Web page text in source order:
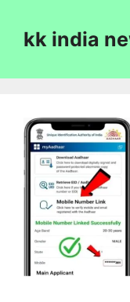
contentkk india